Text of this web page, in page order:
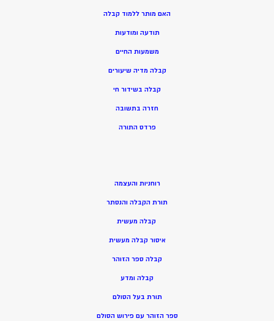
האם מותר ללמוד קבלה
תודעה ומודעות
משמעות החיים
קבלה מדיה שיעורים
קבלה בשידור חי
חזרה בתשובה
פרדס התורה
רוחניות והעצמה
תורת הקבלה והנסתר
קבלה מעשית
איסור קבלה מעשית
קבלה ספר הזוהר
קבלה ומדע
תורת בעל הסולם
ספר הזוהר עם פירוש הסולם